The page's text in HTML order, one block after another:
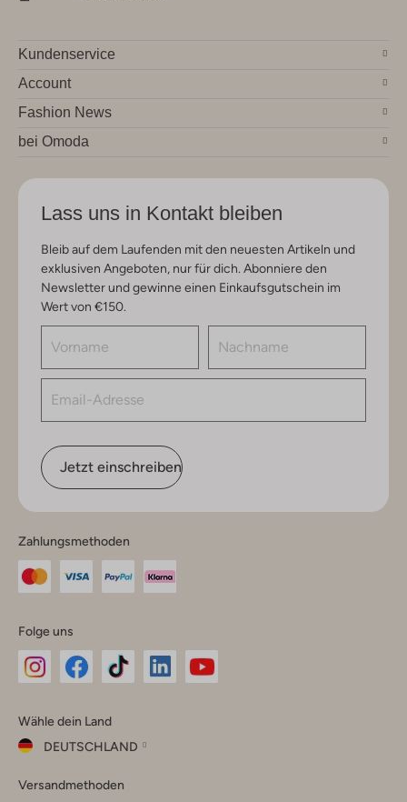
Kundenservice
Account
Fashion News
bei Omoda
Lass uns in Kontakt bleiben
Bleib auf dem Laufenden mit den neuesten Artikeln und
exklusiven Angeboten, nur für dich. Abonniere den
Newsletter und gewinne einen Einkaufsgutschein im
Wert von €150.
Jetzt einschreiben
Zahlungsmethoden
Folge uns
Instagram
Facebook
TikTok
Wähle dein Land
DEUTSCHLAND
dein
Versandmethoden